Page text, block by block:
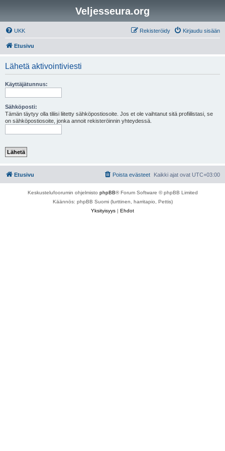
Veljesseura.org
UKK Kirjaudu sisään
Rekisteröidy
Etusivu
Lähetä aktivointiviesti
Käyttäjätunnus:
Sähköposti:
Tämän täytyy olla tiliisi liitetty sähköpostiosoite. Jos et ole vaihtanut sitä profiilistasi, se
on sähköpostiosoite, jonka annoit rekisteröinnin yhteydessä.
Etusivu Kaikki ajat ovat UTC+03:00
Poista evästeet
Keskustelufoorumin ohjelmisto phpBB® Forum Software © phpBB Limited
Käännös: phpBB Suomi (lurttinen, harritapio, Pettis)
Yksityisyys | Ehdot